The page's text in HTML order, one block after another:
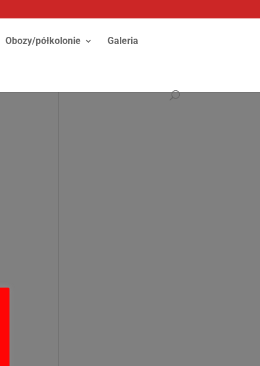
Obozy/półkolonie Galeria